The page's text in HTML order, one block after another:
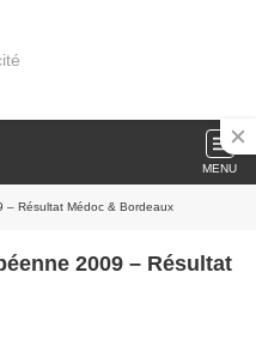
MENU
– Résultat Médoc & Bordeaux
2009 – Résultat